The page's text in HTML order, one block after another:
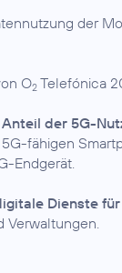
der
O2 Telefónica
Anteil der 5G-
fähigen
Endgerät.
Dienste